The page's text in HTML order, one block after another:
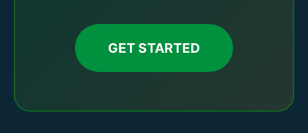
GET STARTED